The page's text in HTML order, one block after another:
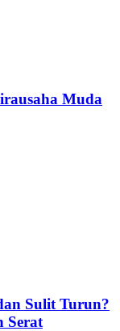
Muda
Sulit Turun?
Serat